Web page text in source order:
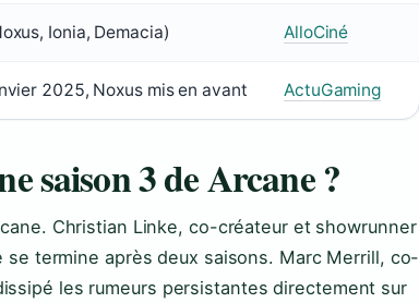
Ionia, Demacia) AlloCiné
2025, Noxus mis en avant ActuGaming
saison 3 de Arcane ?
Christian Linke, co-créateur et showrunner
se termine après deux saisons. Marc Merrill, co-
les rumeurs persistantes directement sur